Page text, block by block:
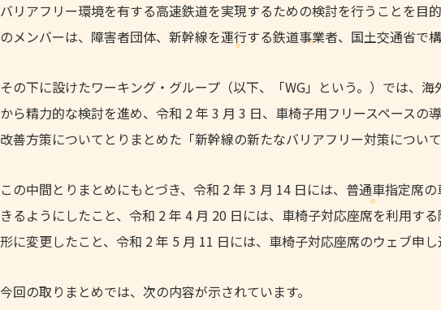
バリアフリー環境を有する高速鉄道を実現するための検討を行うことを目
のメンバーは、障害者団体、新幹線を運行する鉄道事業者、国土交通省で構
その下に設けたワーキング・グループ（以下、「WG」という。）では、
から精力的な検討を進め、令和 2 年 3 月 3 日、車椅子用フリースペース
改善方策についてとりまとめた「新幹線の新たなバリアフリー対策につい
この中間とりまとめにもとづき、令和 2 年 3 月 14 日には、普通車指定席
きるようにしたこと、令和 2 年 4 月 20 日には、車椅子対応座席を利用す
形に変更したこと、令和 2 年 5 月 11 日には、車椅子対応座席のウェブ申
今回の取りまとめでは、次の内容が示されています。